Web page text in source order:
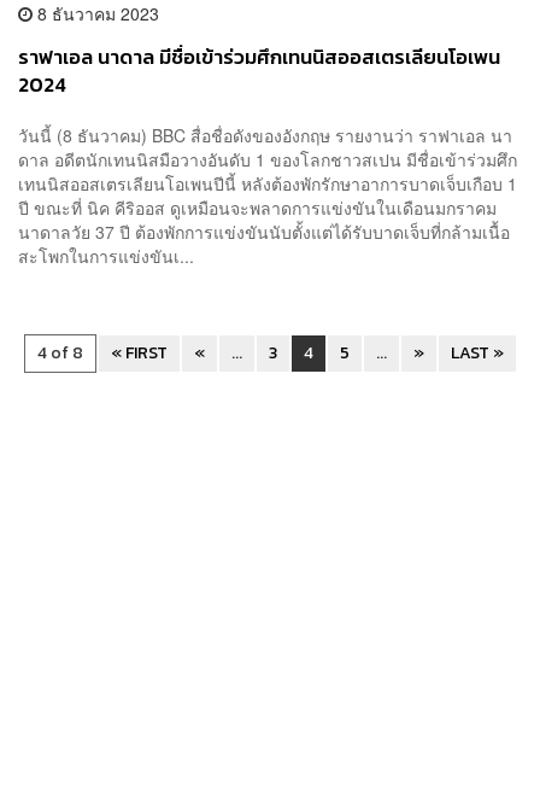
8 ธันวาคม 2023
ราฟาเอล นาดาล มีชื่อเข้าร่วมศึกเทนนิสออสเตรเลียนโอเพน
2024
วันนี้ (8 ธันวาคม) BBC สื่อชื่อดังของอังกฤษ รายงานว่า ราฟาเอล นา
ดาล อดีตนักเทนนิสมือวางอันดับ 1 ของโลกชาวสเปน มีชื่อเข้าร่วมศึก
เทนนิสออสเตรเลียนโอเพนปีนี้ หลังต้องพักรักษาอาการบาดเจ็บเกือบ 1
ปี ขณะที่ นิค คีริออส ดูเหมือนจะพลาดการแข่งขันในเดือนมกราคม
นาดาลวัย 37 ปี ต้องพักการแข่งขันนับตั้งแต่ได้รับบาดเจ็บที่กล้ามเนื้อ
สะโพกในการแข่งขันเ...
4 of 8 « FIRST « ... 3 4 5 ... » LAST »